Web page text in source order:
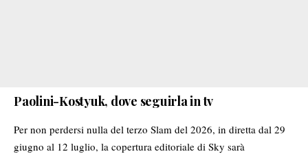
Paolini-Kostyuk, dove seguirla in tv
Per non perdersi nulla del terzo Slam del 2026, in diretta dal 29
giugno al 12 luglio, la copertura editoriale di Sky sarà